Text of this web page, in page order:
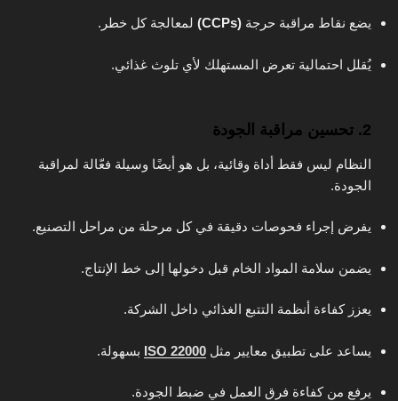
يضع نقاط مراقبة حرجة (CCPs) لمعالجة كل خطر.
يُقلل احتمالية تعرض المستهلك لأي تلوث غذائي.
2. تحسين مراقبة الجودة
النظام ليس فقط أداة وقائية، بل هو أيضًا وسيلة فعّالة لمراقبة
الجودة.
يفرض إجراء فحوصات دقيقة في كل مرحلة من مراحل التصنيع.
يضمن سلامة المواد الخام قبل دخولها إلى خط الإنتاج.
يعزز كفاءة أنظمة التتبع الغذائي داخل الشركة.
يساعد على تطبيق معايير مثل ISO 22000 بسهولة.
يرفع من كفاءة فرق العمل في ضبط الجودة.